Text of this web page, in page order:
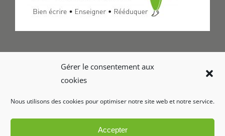
Gérer le consentement aux
cookies
Nous utilisons des cookies pour optimiser notre site web et notre service.
Accepter
Formulaire de Contact